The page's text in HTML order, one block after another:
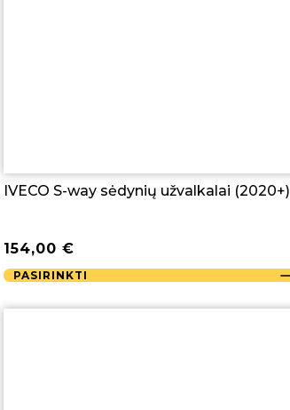
IVECO S-way sėdynių užvalkalai (2020+)
154,00 €
PASIRINKTI